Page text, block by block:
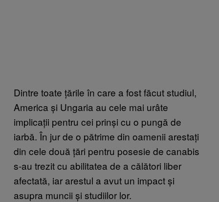
Dintre toate țările în care a fost făcut studiul,
America și Ungaria au cele mai urâte
implicații pentru cei prinși cu o pungă de
iarbă. În jur de o pătrime din oamenii arestați
din cele două țări pentru posesie de canabis
s-au trezit cu abilitatea de a călători liber
afectată, iar arestul a avut un impact și
asupra muncii și studiilor lor.